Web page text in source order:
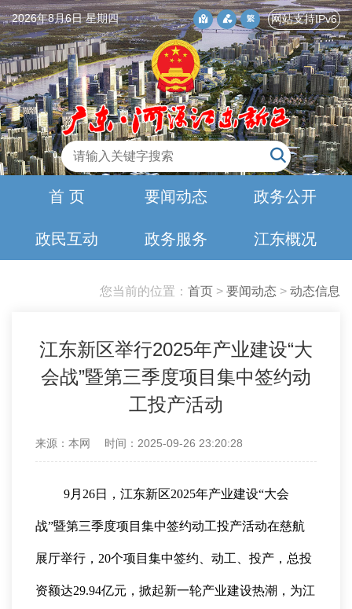
2026年8月6日 星期四 网站支持IPv6
首 页 要闻动态 政务公开
政民互动 政务服务 江东概况
您当前的位置： 首页 > 要闻动态 > 动态信息
江东新区举行2025年产业建设“大
会战”暨第三季度项目集中签约动
工投产活动
来源：本网 时间：2025-09-26 23:20:28
9月26日，江东新区2025年产业建设“大会
战”暨第三季度项目集中签约动工投产活动在慈航
展厅举行，20个项目集中签约、动工、投产，总投
资额达29.94亿元，掀起新一轮产业建设热潮，为江